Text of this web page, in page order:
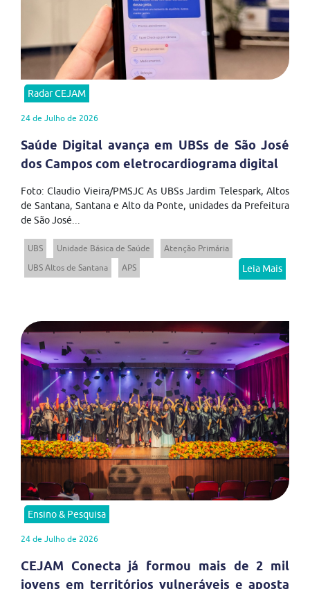
Radar CEJAM
24 de Julho de 2026
Saúde Digital avança em UBSs de São José
dos Campos com eletrocardiograma digital
Foto: Claudio Vieira/PMSJC As UBSs Jardim Telespark, Altos
de Santana, Santana e Alto da Ponte, unidades da Prefeitura
de São José...
UBS Unidade Básica de Saúde
Atenção Primária
UBS Altos de Santana
APS Leia Mais
Ensino & Pesquisa
24 de Julho de 2026
CEJAM Conecta já formou mais de 2 mil
jovens em territórios vulneráveis e aposta